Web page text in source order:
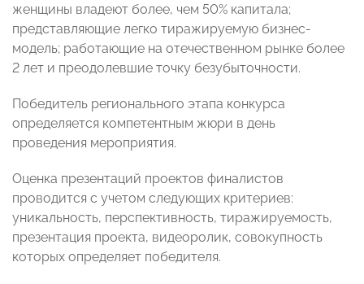
женщины владеют более, чем 50% капитала;
представляющие легко тиражируемую бизнес-
модель; работающие на отечественном рынке более
2 лет и преодолевшие точку безубыточности.
Победитель регионального этапа конкурса
определяется компетентным жюри в день
проведения мероприятия.
Оценка презентаций проектов финалистов
проводится с учетом следующих критериев:
уникальность, перспективность, тиражируемость,
презентация проекта, видеоролик, совокупность
которых определяет победителя.